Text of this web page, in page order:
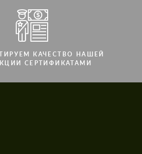
КАЧЕСТВО НАШЕЙ
СЕРТИФИКАТАМИ